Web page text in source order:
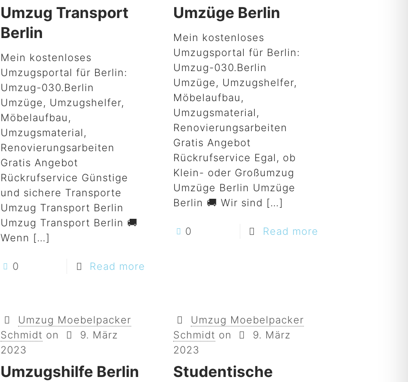
Umzug Transport
Berlin
Mein kostenloses
Umzugsportal für Berlin:
Umzug-030.Berlin
Umzüge, Umzugshelfer,
Möbelaufbau,
Umzugsmaterial,
Renovierungsarbeiten
Gratis Angebot
Rückrufservice Günstige
und sichere Transporte
Umzug Transport Berlin
Umzug Transport Berlin 🚚
Wenn […]
0 Read more
Umzüge Berlin
Mein kostenloses
Umzugsportal für Berlin:
Umzug-030.Berlin
Umzüge, Umzugshelfer,
Möbelaufbau,
Umzugsmaterial,
Renovierungsarbeiten
Gratis Angebot
Rückrufservice Egal, ob
Klein- oder Großumzug
Umzüge Berlin Umzüge
Berlin 🚚 Wir sind […]
0 Read more
Umzug Moebelpacker
Schmidt on
9. März
2023
Umzugshilfe Berlin
Umzug Moebelpacker
Schmidt on
9. März
2023
Studentische